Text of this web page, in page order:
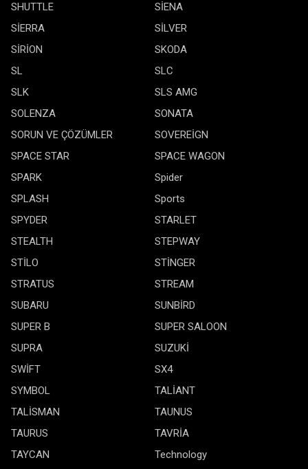
SHUTTLE
SİENA
SİERRA
SİLVER
SİRİON
SKODA
SL
SLC
SLK
SLS AMG
SOLENZA
SONATA
SORUN VE ÇÖZÜMLER
SOVEREİGN
SPACE STAR
SPACE WAGON
SPARK
Spider
SPLASH
Sports
SPYDER
STARLET
STEALTH
STEPWAY
STİLO
STİNGER
STRATUS
STREAM
SUBARU
SUNBİRD
SUPER B
SUPER SALOON
SUPRA
SUZUKİ
SWİFT
SX4
SYMBOL
TALİANT
TALİSMAN
TAUNUS
TAURUS
TAVRİA
TAYCAN
Technology